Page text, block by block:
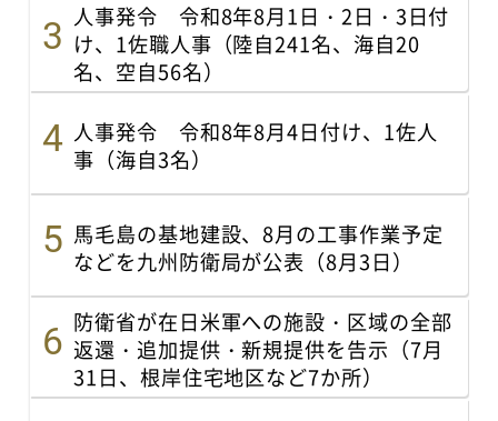
人事発令 令和8年8月1日・2日・3日付
け、1佐職人事（陸自241名、海自20
名、空自56名）
人事発令 令和8年8月4日付け、1佐人
事（海自3名）
馬毛島の基地建設、8月の工事作業予定
などを九州防衛局が公表（8月3日）
防衛省が在日米軍への施設・区域の全部
返還・追加提供・新規提供を告示（7月
31日、根岸住宅地区など7か所）